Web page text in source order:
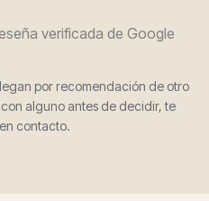
verificada de Google
por recomendación de otro
alguno antes de decidir, te
contacto.